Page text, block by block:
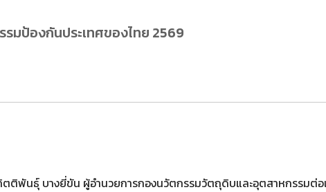
มป้องกันประเทศของไทย 2569
พันธุ์ บางยี่ขัน ผู้อำนวยการกองนวัตกรรมวัตถุดิบและอุตสาหกรรมต่อเ